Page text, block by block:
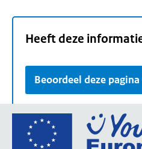
Heeft deze
Beoordeel deze pagina